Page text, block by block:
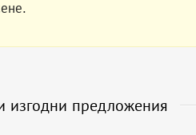
изгодни предложения